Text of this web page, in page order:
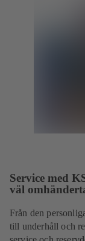
Service med
väl
Från den
till underhåll och